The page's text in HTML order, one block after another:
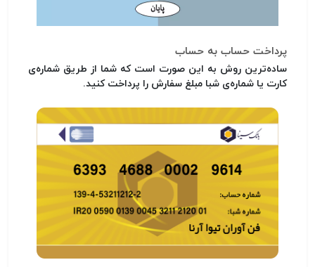
پرداخت حساب به حساب
ساده‌ترین روش به این صورت است که شما از طریق شماره‌ی
کارت یا شماره‌ی شبا مبلغ سفارش را پرداخت کنید.